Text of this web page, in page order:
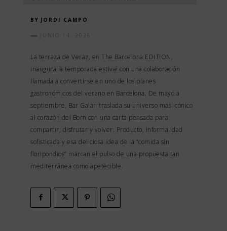
BY JORDI CAMPO
JUNIO 14, 2026
La terraza de Veraz, en The Barcelona EDITION,
inaugura la temporada estival con una colaboración
llamada a convertirse en uno de los planes
gastronómicos del verano en Barcelona. De mayo a
septiembre, Bar Galán traslada su universo más icónico
al corazón del Born con una carta pensada para
compartir, disfrutar y volver. Producto, informalidad
sofisticada y esa deliciosa idea de la “comida sin
floripondios” marcan el pulso de una propuesta tan
mediterránea como apetecible.